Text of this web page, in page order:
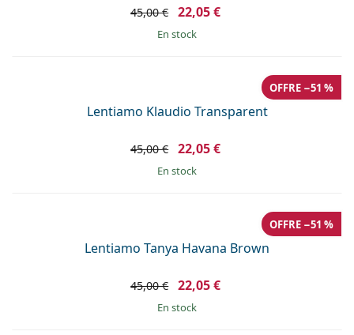
45,00 € 22,05 €
en stock
Lentiamo Klaudio Transparent
OFFRE −51 %
45,00 € 22,05 €
en stock
Lentiamo Tanya Havana Brown
OFFRE −51 %
45,00 € 22,05 €
en stock